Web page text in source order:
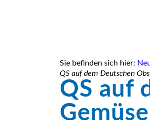
Sie befinden sich hier:
QS auf dem Deutschen
QS auf